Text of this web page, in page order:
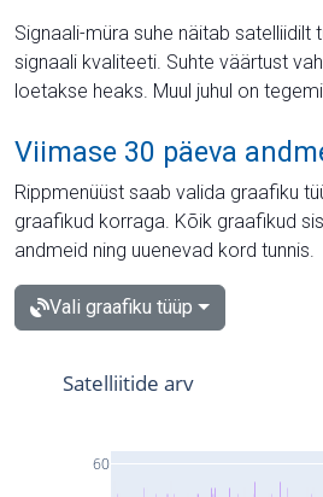
Signaali-müra suhe näitab satelliidilt
signaali kvaliteeti. Suhte väärtust
loetakse heaks. Muul juhul on
Viimase 30 päeva
Rippmenüüst saab valida graafiku
graafikud korraga. Kõik graafikud
andmeid ning uuenevad kord tunnis.
Vali graafiku tüüp
60
Satelliitide arv